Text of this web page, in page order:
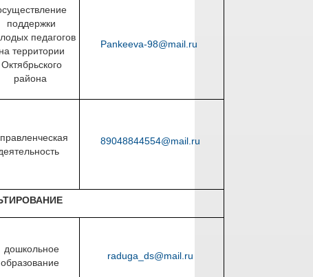
поддержки
педагогов
на территории
Октябрьского
района
Pankeeva-98@mail.ru
89048844554@mail.ru
дошкольное
образование
raduga_ds@mail.ru